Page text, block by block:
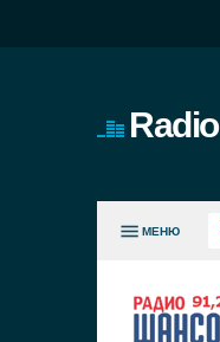
Radio
МЕНЮ